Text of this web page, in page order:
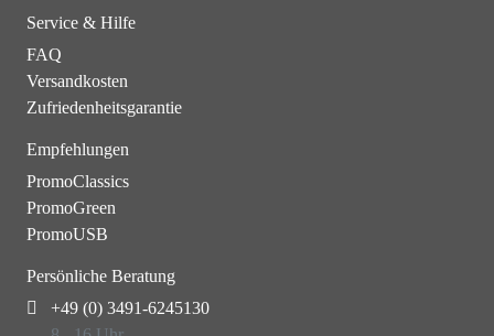
Service & Hilfe
FAQ
Versandkosten
Zufriedenheitsgarantie
Empfehlungen
PromoClassics
PromoGreen
PromoUSB
Persönliche Beratung
+49 (0) 3491-6245130